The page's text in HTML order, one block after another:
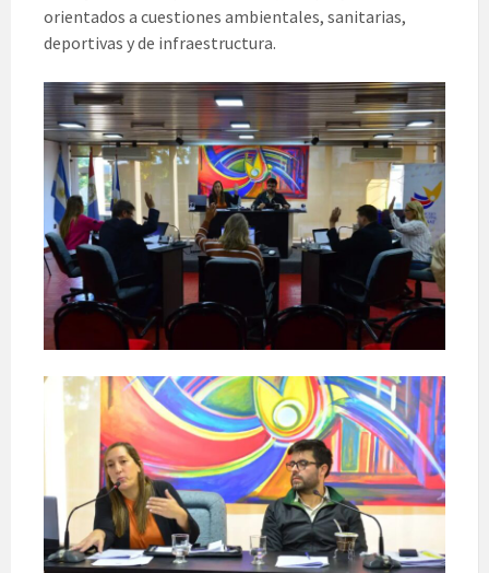
orientados a cuestiones ambientales, sanitarias,
deportivas y de infraestructura.